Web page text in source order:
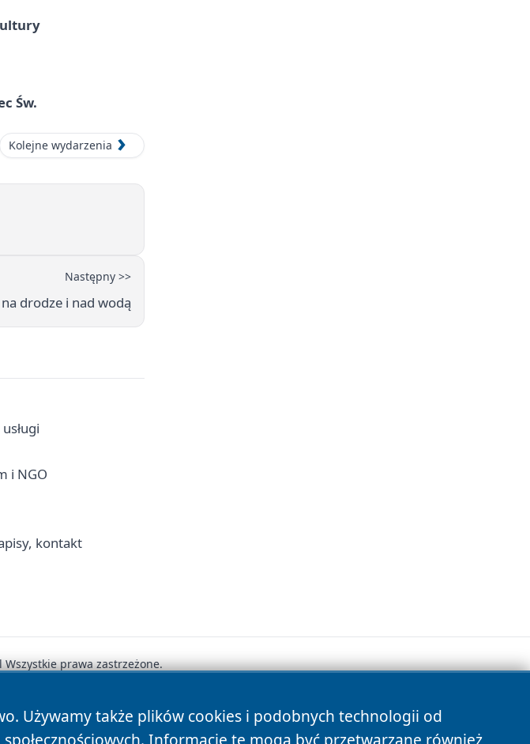
Św.
Kolejne wydarzenia
Następny >>
drodze i nad wodą
i NGO
kontakt
Używamy także plików cookies i podobnych technologii od
Informacje te mogą być przetwarzane również
prawa zastrzeżone.
Polityka Cookies